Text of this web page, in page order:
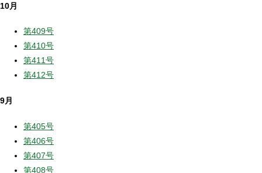
10月
第409号
第410号
第411号
第412号
9月
第405号
第406号
第407号
第408号